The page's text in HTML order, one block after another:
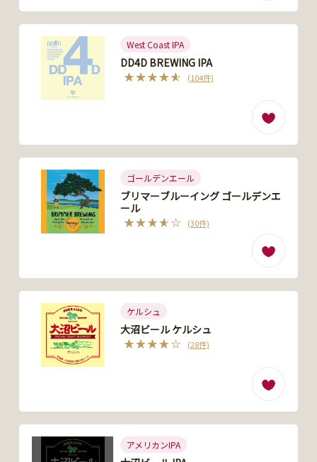
West Coast IPA
DD4D BREWING IPA
(104件)
ゴールデンエール
ブリマーブルーイング ゴールデンエ
ール
(30件)
ケルシュ
大沼ビール ケルシュ
(28件)
アメリカンIPA